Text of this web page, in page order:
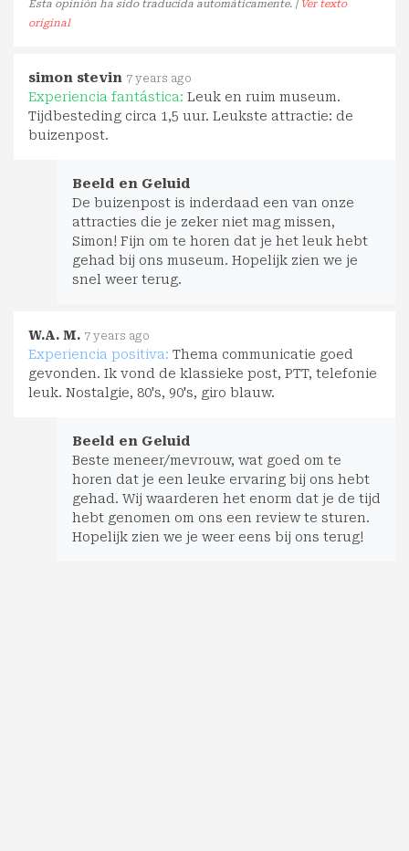
Esta opinión ha sido traducida automáticamente. | Ver texto
original
simon stevin 7 years ago
Experiencia fantástica: Leuk en ruim museum.
Tijdbesteding circa 1,5 uur. Leukste attractie: de
buizenpost.
Beeld en Geluid
De buizenpost is inderdaad een van onze
attracties die je zeker niet mag missen,
Simon! Fijn om te horen dat je het leuk hebt
gehad bij ons museum. Hopelijk zien we je
snel weer terug.
W.A. M. 7 years ago
Experiencia positiva: Thema communicatie goed
gevonden. Ik vond de klassieke post, PTT, telefonie
leuk. Nostalgie, 80's, 90's, giro blauw.
Beeld en Geluid
Beste meneer/mevrouw, wat goed om te
horen dat je een leuke ervaring bij ons hebt
gehad. Wij waarderen het enorm dat je de tijd
hebt genomen om ons een review te sturen.
Hopelijk zien we je weer eens bij ons terug!